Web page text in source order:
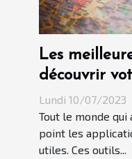
Les
découvrir
Lundi 10/07/2023
Tout le monde qui
point les
utiles. Ces outils...